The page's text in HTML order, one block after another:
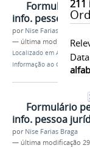
211
Formulário
info. pessoa
por Nise Farias Braga
— última modificação
Localizado em Acesso à
Informação ao Cidadão - SIC
Formulário
info. pessoa
por Nise Farias Braga
— última modificação